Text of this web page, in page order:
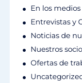
En los
Entrevistas y
Noticias de
Nuestros
Ofertas de